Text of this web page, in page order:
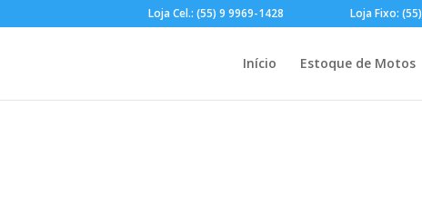
Loja Cel.: (55) 9 9969-1428 Loja Fixo:
Início Estoque de Motos